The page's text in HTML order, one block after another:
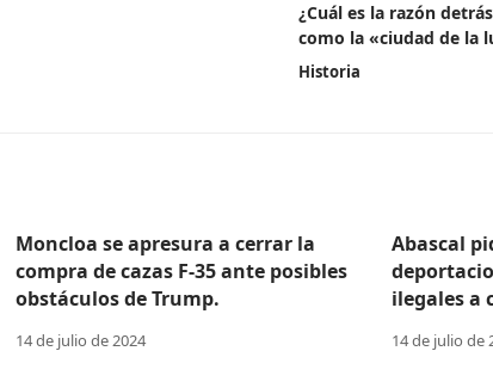
¿Cuál es la razón
como la «ciudad de la
Historia
Moncloa se apresura a cerrar la
compra de cazas F-35 ante posibles
obstáculos de Trump.
14 de julio de 2024
Abascal
ilegales a
14 de julio de